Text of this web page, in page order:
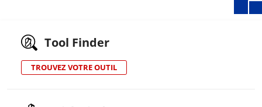
Tool Finder
TROUVEZ VOTRE OUTIL